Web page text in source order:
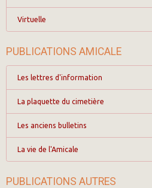
Virtuelle
PUBLICATIONS AMICALE
Les lettres d'information
La plaquette du cimetière
Les anciens bulletins
La vie de l'Amicale
PUBLICATIONS AUTRES